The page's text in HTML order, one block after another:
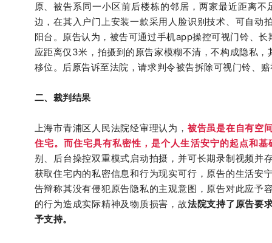
原、被告系同一小区前后楼栋的邻居，两家最近距离
边，在其入户门上安装一款采用人脸识别技术、可自动
阳台。原告认为，被告可通过手机app操控可视门铃、
应距离仅3米，拍摄到的原告家模糊不清，不构成隐私
移位。后原告诉至法院，请求判令被告拆除可视门铃、
二、裁判结果
上海市青浦区人民法院经审理认为， 被告虽是在自有空
住宅。而住宅具有私密性，是个人生活安宁的起点和
别、后台操控双重模式启动拍摄，并可长期录制视频并
获取住宅内的私密信息和行为现实可行，原告的生活安
告辩称其没有侵犯原告隐私的主观意图，原告对此应予
的行为造成实际精神及物质损害，故法院支持了原告要
予支持。